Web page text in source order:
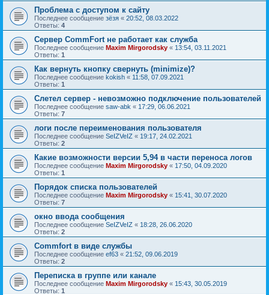
Проблема с доступом к сайту
Последнее сообщение зёзя « 20:52, 08.03.2022
Ответы: 4
Сервер CommFort не работает как служба
Последнее сообщение Maxim Mirgorodsky « 13:54, 03.11.2021
Ответы: 1
Как вернуть кнопку свернуть (minimize)?
Последнее сообщение kokish « 11:58, 07.09.2021
Ответы: 1
Слетел сервер - невозможно подключение пользователей
Последнее сообщение saw-abk « 17:29, 06.06.2021
Ответы: 7
логи после переименования пользователя
Последнее сообщение SeIZVeIZ « 19:17, 24.02.2021
Ответы: 2
Какие возможности версии 5,94 в части переноса логов
Последнее сообщение Maxim Mirgorodsky « 17:50, 04.09.2020
Ответы: 1
Порядок списка пользователей
Последнее сообщение Maxim Mirgorodsky « 15:41, 30.07.2020
Ответы: 7
окно ввода сообщения
Последнее сообщение SeIZVeIZ « 18:28, 26.06.2020
Ответы: 2
Commfort в виде службы
Последнее сообщение ef63 « 21:52, 09.06.2019
Ответы: 2
Переписка в группе или канале
Последнее сообщение Maxim Mirgorodsky « 15:43, 30.05.2019
Ответы: 1